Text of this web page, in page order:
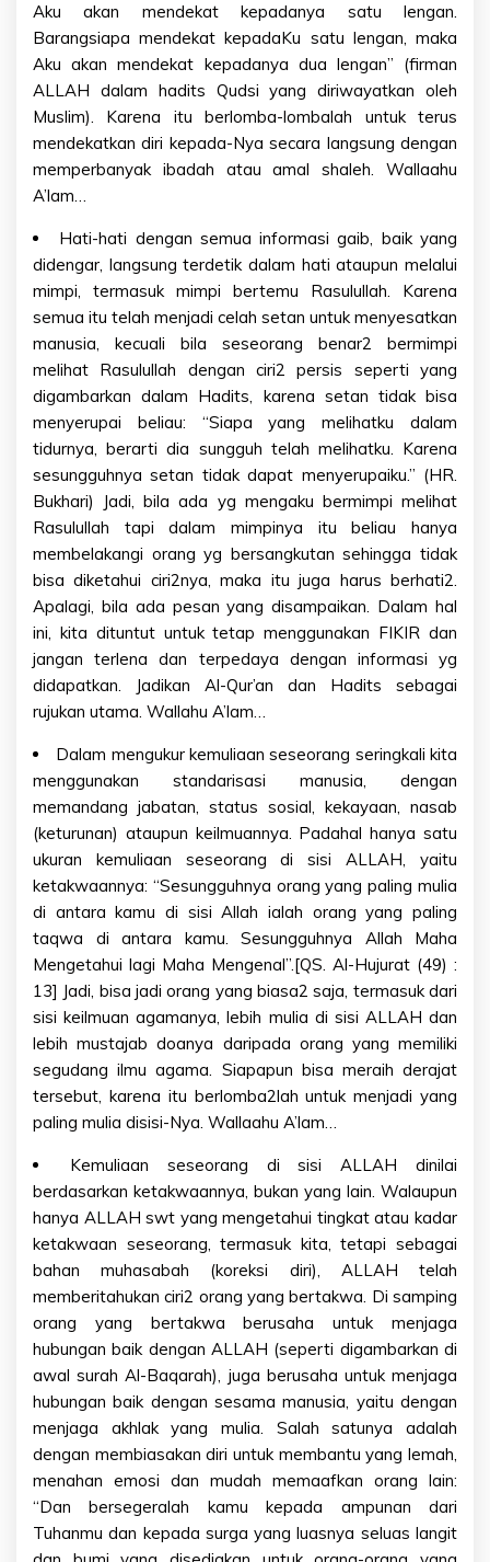
Aku akan mendekat kepadanya satu lengan.
Barangsiapa mendekat kepadaKu satu lengan, maka
Aku akan mendekat kepadanya dua lengan” (firman
ALLAH dalam hadits Qudsi yang diriwayatkan oleh
Muslim). Karena itu berlomba-lombalah untuk terus
mendekatkan diri kepada-Nya secara langsung dengan
memperbanyak ibadah atau amal shaleh. Wallaahu
A’lam…
Hati-hati dengan semua informasi gaib, baik yang
didengar, langsung terdetik dalam hati ataupun melalui
mimpi, termasuk mimpi bertemu Rasulullah. Karena
semua itu telah menjadi celah setan untuk menyesatkan
manusia, kecuali bila seseorang benar2 bermimpi
melihat Rasulullah dengan ciri2 persis seperti yang
digambarkan dalam Hadits, karena setan tidak bisa
menyerupai beliau: “Siapa yang melihatku dalam
tidurnya, berarti dia sungguh telah melihatku. Karena
sesungguhnya setan tidak dapat menyerupaiku.” (HR.
Bukhari) Jadi, bila ada yg mengaku bermimpi melihat
Rasulullah tapi dalam mimpinya itu beliau hanya
membelakangi orang yg bersangkutan sehingga tidak
bisa diketahui ciri2nya, maka itu juga harus berhati2.
Apalagi, bila ada pesan yang disampaikan. Dalam hal
ini, kita dituntut untuk tetap menggunakan FIKIR dan
jangan terlena dan terpedaya dengan informasi yg
didapatkan. Jadikan Al-Qur’an dan Hadits sebagai
rujukan utama. Wallahu A’lam…
Dalam mengukur kemuliaan seseorang seringkali kita
menggunakan standarisasi manusia, dengan
memandang jabatan, status sosial, kekayaan, nasab
(keturunan) ataupun keilmuannya. Padahal hanya satu
ukuran kemuliaan seseorang di sisi ALLAH, yaitu
ketakwaannya: “Sesungguhnya orang yang paling mulia
di antara kamu di sisi Allah ialah orang yang paling
taqwa di antara kamu. Sesungguhnya Allah Maha
Mengetahui lagi Maha Mengenal”.[QS. Al-Hujurat (49) :
13] Jadi, bisa jadi orang yang biasa2 saja, termasuk dari
sisi keilmuan agamanya, lebih mulia di sisi ALLAH dan
lebih mustajab doanya daripada orang yang memiliki
segudang ilmu agama. Siapapun bisa meraih derajat
tersebut, karena itu berlomba2lah untuk menjadi yang
paling mulia disisi-Nya. Wallaahu A’lam…
Kemuliaan seseorang di sisi ALLAH dinilai
berdasarkan ketakwaannya, bukan yang lain. Walaupun
hanya ALLAH swt yang mengetahui tingkat atau kadar
ketakwaan seseorang, termasuk kita, tetapi sebagai
bahan muhasabah (koreksi diri), ALLAH telah
memberitahukan ciri2 orang yang bertakwa. Di samping
orang yang bertakwa berusaha untuk menjaga
hubungan baik dengan ALLAH (seperti digambarkan di
awal surah Al-Baqarah), juga berusaha untuk menjaga
hubungan baik dengan sesama manusia, yaitu dengan
menjaga akhlak yang mulia. Salah satunya adalah
dengan membiasakan diri untuk membantu yang lemah,
menahan emosi dan mudah memaafkan orang lain:
“Dan bersegeralah kamu kepada ampunan dari
Tuhanmu dan kepada surga yang luasnya seluas langit